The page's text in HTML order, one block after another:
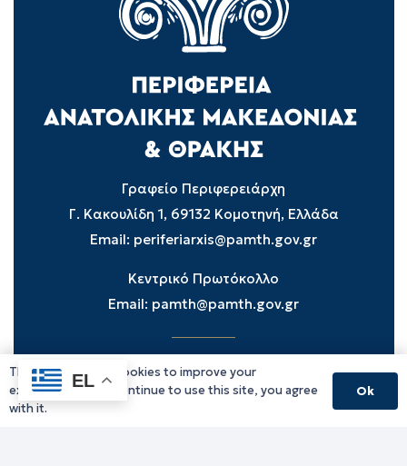
Γραφείο Περιφερειάρχη
Γ. Κακουλίδη 1, 69132 Κομοτηνή, Ελλάδα
Email: periferiarxis@pamth.gov.gr
Κεντρικό Πρωτόκολλο
Email: pamth@pamth.gov.gr
Υπηρεσίες Δράμας
Υπηρεσίες Καβάλας
EL
This website uses cookies to improve your
experience. If you continue to use this site, you agree
with it.
Ok